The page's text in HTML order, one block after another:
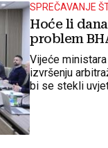
SPREČAVANJE
Hoće li
problem
Vijeće
izvršenju
bi se stekli